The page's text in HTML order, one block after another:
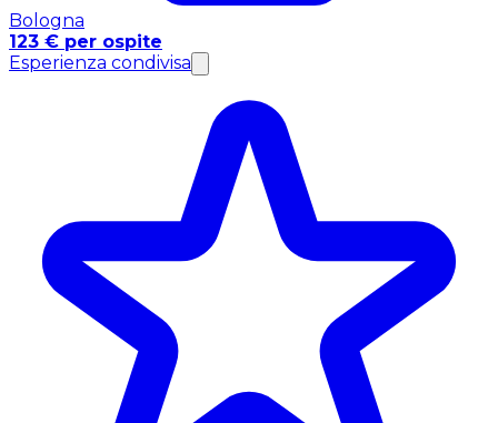
Bologna
123 € per ospite
Esperienza condivisa